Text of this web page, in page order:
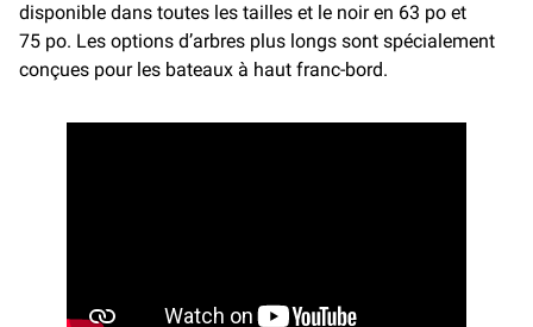
disponible dans toutes les tailles et le noir en 63 po et
75 po. Les options d’arbres plus longs sont spécialement
conçues pour les bateaux à haut franc-bord.